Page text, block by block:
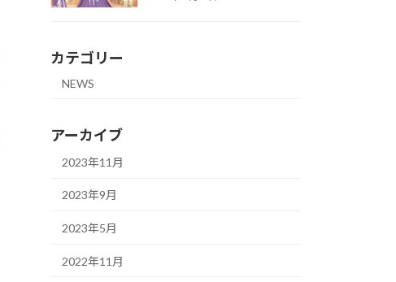
カテゴリー
NEWS
アーカイブ
2023年11月
2023年9月
2023年5月
2022年11月